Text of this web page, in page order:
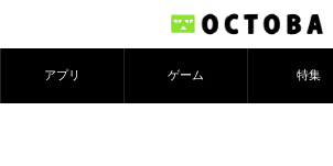
アプリ ゲーム 特集